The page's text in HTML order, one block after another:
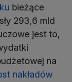
bieżące
293,6 mld
jest to,
na
nakładów